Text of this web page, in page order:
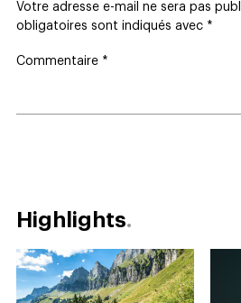
Votre adresse e-mail ne sera pas
obligatoires sont indiqués avec *
Commentaire *
Highlights